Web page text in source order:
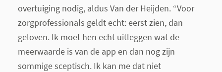
overtuiging nodig, aldus Van der Heijden. “Voor
zorgprofessionals geldt echt: eerst zien, dan
geloven. Ik moet hen echt uitleggen wat de
meerwaarde is van de app en dan nog zijn
sommige sceptisch. Ik kan me dat niet